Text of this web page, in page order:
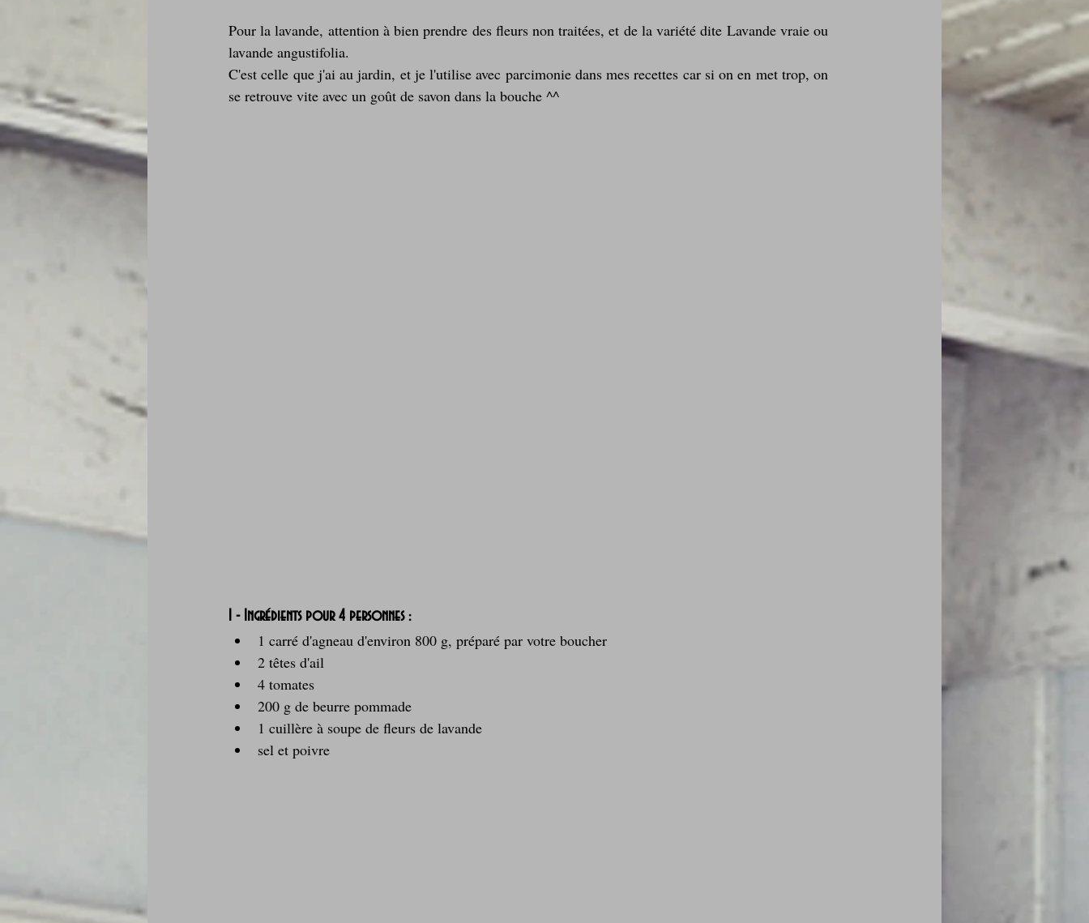
Pour la lavande, attention à bien prendre des fleurs non traitées, et de la variété dite Lavande vraie ou
lavande angustifolia.
C'est celle que j'ai au jardin, et je l'utilise avec parcimonie dans mes recettes car si on en met trop, on
se retrouve vite avec un goût de savon dans la bouche ^^
1 - Ingrédients pour 4 personnes :
1 carré d'agneau d'environ 800 g, préparé par votre boucher
2 têtes d'ail
4 tomates
200 g de beurre pommade
1 cuillère à soupe de fleurs de lavande
sel et poivre